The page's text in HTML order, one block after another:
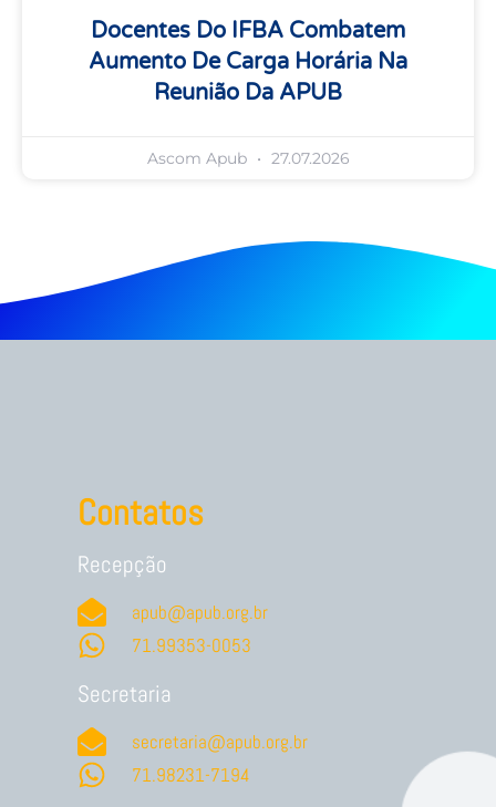
Docentes Do IFBA Combatem
Aumento De Carga Horária Na
Reunião Da APUB
Ascom Apub 27.07.2026
Contatos
Recepção
apub@apub.org.br
71.99353-0053
Secretaria
secretaria@apub.org.br
71.98231-7194